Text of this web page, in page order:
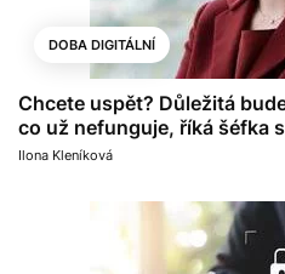
DOBA DIGITÁLNÍ
Chcete uspět? Důležitá
co už nefunguje, říká šéfka
Ilona Kleníková